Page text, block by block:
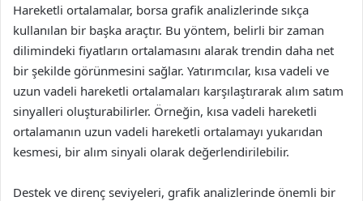
Hareketli ortalamalar, borsa grafik analizlerinde sıkça
kullanılan bir başka araçtır. Bu yöntem, belirli bir zaman
dilimindeki fiyatların ortalamasını alarak trendin daha net
bir şekilde görünmesini sağlar. Yatırımcılar, kısa vadeli ve
uzun vadeli hareketli ortalamaları karşılaştırarak alım satım
sinyalleri oluşturabilirler. Örneğin, kısa vadeli hareketli
ortalamanın uzun vadeli hareketli ortalamayı yukarıdan
kesmesi, bir alım sinyali olarak değerlendirilebilir.
Destek ve direnç seviyeleri, grafik analizlerinde önemli bir